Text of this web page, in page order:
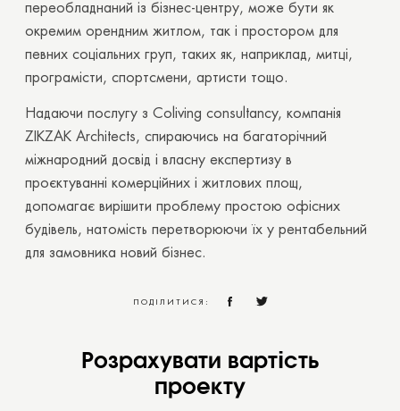
переобладнаний із бізнес-центру, може бути як
окремим орендним житлом, так і простором для
певних соціальних груп, таких як, наприклад, митці,
програмісти, спортсмени, артисти тощо.
Надаючи послугу з Coliving consultancy, компанія
ZIKZAK Architects, спираючись на багаторічний
міжнародний досвід і власну експертизу в
проєктуванні комерційних і житлових площ,
допомагає вирішити проблему простою офісних
будівель, натомість перетворюючи їх у рентабельний
для замовника новий бізнес.
ПОДІЛИТИСЯ:
Розрахувати вартість
проекту